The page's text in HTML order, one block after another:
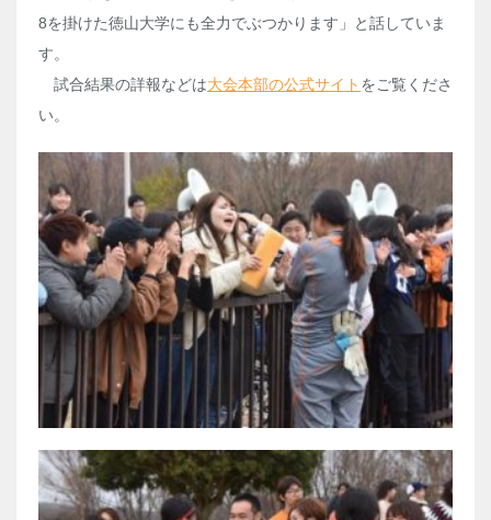
8を掛けた徳山大学にも全力でぶつかります」と話していま
す。
試合結果の詳報などは大会本部の公式サイト をご覧くださ
い。